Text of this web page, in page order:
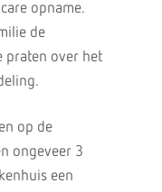
opname.
de
praten over het
op de
ongeveer 3
een